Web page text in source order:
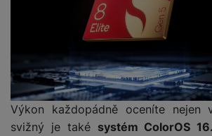
t
a
H
e
r
d
č
e
D
r
B
z
d
r
á
t
m
ě
ť
o
Výkon každopádně oceníte nejen
svižný je také systém ColorOS